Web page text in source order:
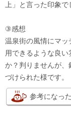
上」と言った印象で
③感想
温泉街の風情にマッ
用できるような良
か？判りませんが、
づけられた様です。
参考になった